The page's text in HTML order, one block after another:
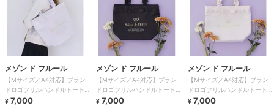
メゾン ド フルール
【Mサイズ／A4対応】ブラン
ドロゴフリルハンドルトートM
バッグ
¥ 7,000
メゾン ド フルール
【Mサイズ／A4対応】ブラン
ドロゴフリルハンドルトートM
バッグ
¥ 7,000
メゾン ド フルール
【Mサイズ／A4対応】ブラン
ドロゴフリルハンドルトートM
バッグ
¥ 7,000